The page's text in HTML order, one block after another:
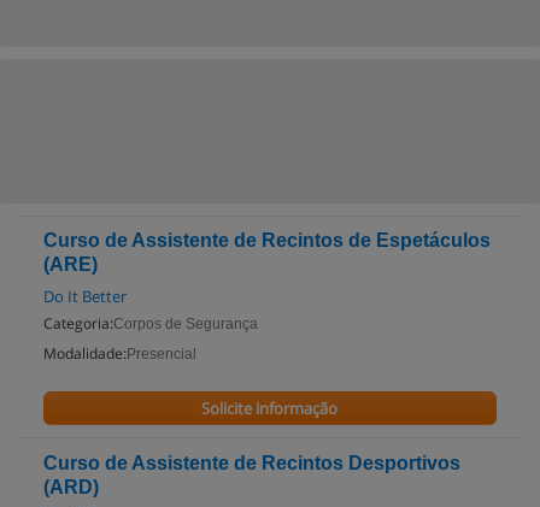
Curso de Assistente de Recintos de Espetáculos
(ARE)
Do It Better
Categoria:Corpos de Segurança
Modalidade: Presencial
Solicite informação
Curso de Assistente de Recintos Desportivos
(ARD)